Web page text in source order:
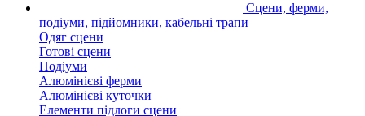
Сцени, ферми,
подіуми, підйомники, кабельні трапи
Одяг сцени
Готові сцени
Подіуми
Алюмінієві ферми
Алюмінієві куточки
Елементи підлоги сцени